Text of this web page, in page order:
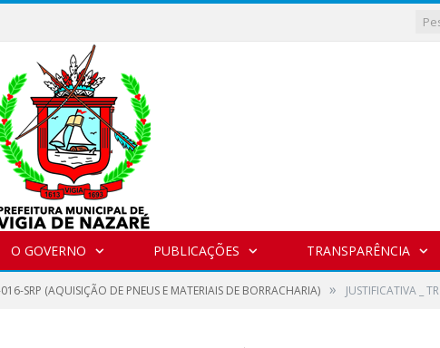
O GOVERNO PUBLICAÇÕES TRANSPARÊNCIA
SRP (AQUISIÇÃO DE PNEUS E MATERIAIS DE BORRACHARIA) » JUSTIFICATIVA _ TR